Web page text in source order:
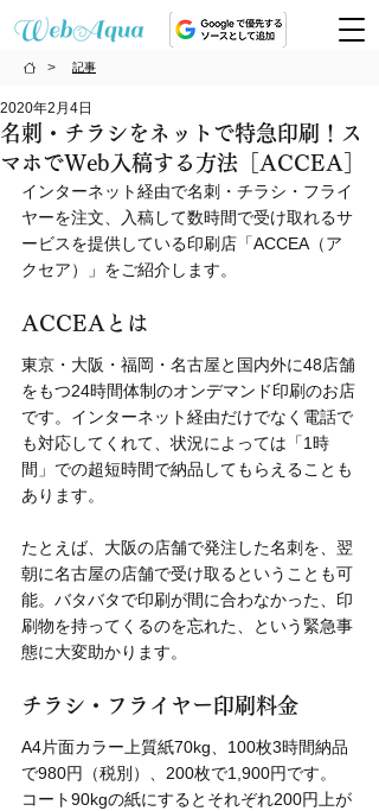
> 記事
名刺・チラシをネットで特急印刷！ス
マホでWeb入稿する方法［ACCEA］
2020年2月4日
インターネット経由で名刺・チラシ・フライ
ヤーを注文、入稿して数時間で受け取れるサ
ービスを提供している印刷店「ACCEA（ア
クセア）」をご紹介します。
ACCEAとは
東京・大阪・福岡・名古屋と国内外に48店舗
をもつ24時間体制のオンデマンド印刷のお店
です。インターネット経由だけでなく電話で
も対応してくれて、状況によっては「1時
間」での超短時間で納品してもらえることも
あります。
たとえば、大阪の店舗で発注した名刺を、翌
朝に名古屋の店舗で受け取るということも可
能。バタバタで印刷が間に合わなかった、印
刷物を持ってくるのを忘れた、という緊急事
態に大変助かります。
チラシ・フライヤー印刷料金
A4片面カラー上質紙70kg、100枚3時間納品
で980円（税別）、200枚で1,900円です。
コート90kgの紙にするとそれぞれ200円上が